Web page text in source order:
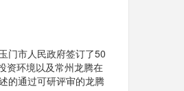
门市人民政府签订了50
资环境以及常州龙腾在
的通过可研评审的龙腾